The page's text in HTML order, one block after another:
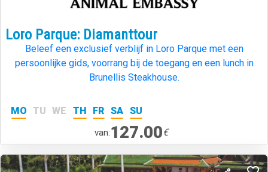
Loro Parque: Diamanttour
Beleef een exclusief verblijf in Loro Parque met een
persoonlijke gids, voorrang bij de toegang en een lunch in
Brunellis Steakhouse.
MO TU WE TH FR SA SU
van:127.00€